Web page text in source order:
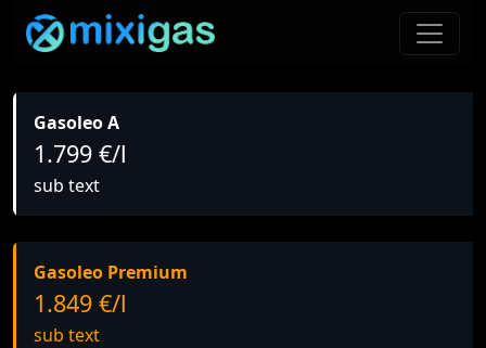
Gasoleo A
1.799 €/l
sub text
Gasoleo Premium
1.849 €/l
sub text